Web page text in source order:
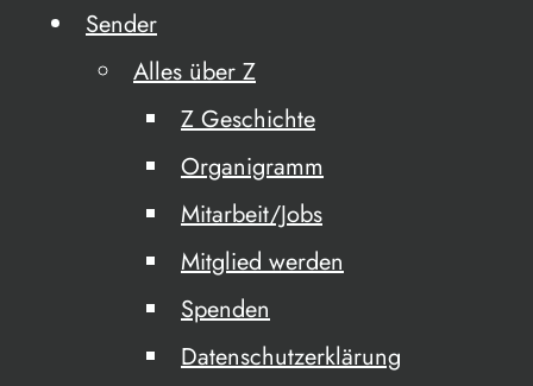
Sender
Alles über Z
Z Geschichte
Organigramm
Mitarbeit/Jobs
Mitglied werden
Spenden
Datenschutzerklärung